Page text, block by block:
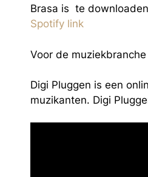
Brasa is te
Spotify link
Voor de
Digi Pluggen is een
muzikanten. Digi